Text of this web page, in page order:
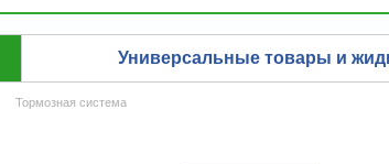
Универсальные товары и
Тормозная система